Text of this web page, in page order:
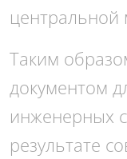
Таким
документом
инженерных
результате